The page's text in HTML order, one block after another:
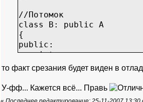
//Потомок
class B: public A
{
public:
int z;
B(){z = 0;}
то факт срезания будет виден в
У-фф... Кажется всё... Правь